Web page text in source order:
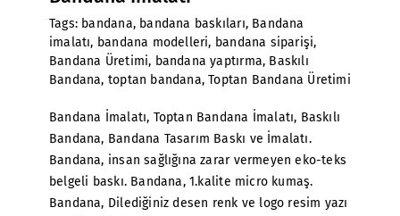
Tags: bandana, bandana baskıları, Bandana
imalatı, bandana modelleri, bandana siparişi,
Bandana Üretimi, bandana yaptırma, Baskılı
Bandana, toptan bandana,Toptan Bandana Üretimi
Bandana İmalatı, Toptan Bandana İmalatı, Baskılı
Bandana, Bandana Tasarım Baskı ve İmalatı.
Bandana, insan sağlığına zarar vermeyen eko-teks
belgeli baskı. Bandana, 1.kalite micro kumaş.
Bandana, Dilediğiniz desen renk ve logo resim yazı